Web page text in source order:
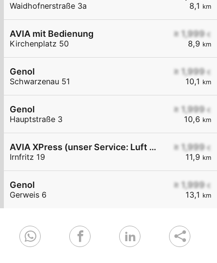
8,1 km
Waidhofnerstraße 3a
≥ 1,999 €
8,9 km
AVIA mit Bedienung
Kirchenplatz 50
≥ 1,999 €
10,1 km
Genol
Schwarzenau 51
≥ 1,999 €
10,6 km
Genol
Hauptstraße 3
≥ 1,999 €
11,9 km
AVIA XPress (unser Service: Luft und Wasser)
Irnfritz 19
≥ 1,999 €
13,1 km
Genol
Gerweis 6